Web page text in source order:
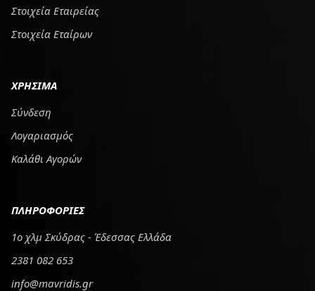
Στοιχεία Εταιρείας
Στοιχεία Εταίρων
ΧΡΗΣΙΜΑ
Σύνδεση
Λογαριασμός
Καλάθι Αγορών
ΠΛΗΡΟΦΟΡΙΕΣ
1ο χλμ Σκύδρας - Έδεσσας Ελλάδα
2381 082 653
info@mavridis.gr